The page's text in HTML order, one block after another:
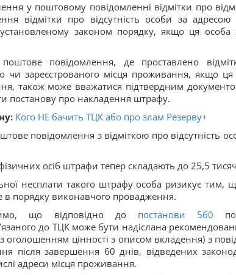
у поштовому повідомленні відмітки про
відмітки про відсутність особи за адресою
законом порядку, якщо ця особа
повідомлення, де проставлено
чи зареєстрованого місця проживання, якщо
також може вважатися підтвердним
постанову про накладення штрафу.
Кого НЕ бачить ТЦК або про злам Резерву+
повідомлення з відміткою про відсутність
осіб штрафи тепер складають до 25,5
несплати такого штрафу особа ризикує тим,
в порядку виконавчого провадження.
що відповідно до постанови 560
до ТЦК може бути надіслана
оголошенням цінності з описом вкладення) з
після завершення 60 днів, відведених
адреси місця проживання.